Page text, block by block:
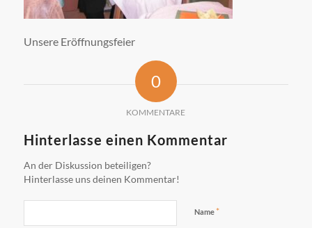
Unsere Eröffnungsfeier
0
KOMMENTARE
Hinterlasse einen Kommentar
An der Diskussion beteiligen?
Hinterlasse uns deinen Kommentar!
Name *